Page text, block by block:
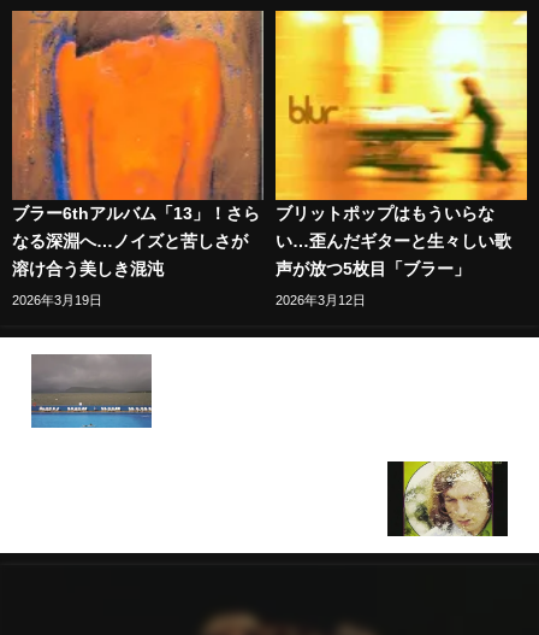
ブラー6thアルバム「13」！さら
なる深淵へ…ノイズと苦しさが
溶け合う美しき混沌
2026年3月19日
ブリットポップはもういらな
い…歪んだギターと生々しい歌
声が放つ5枚目「ブラー」
2026年3月12日